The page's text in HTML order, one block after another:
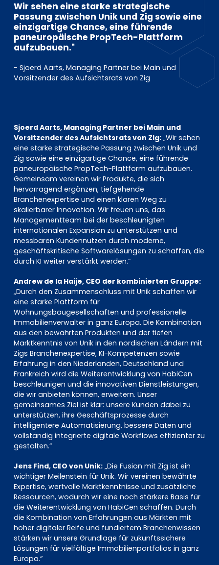
Wir sehen eine starke strategische
Passung zwischen Unik und Zig sowie eine
einzigartige Chance, eine führende
paneuropäische PropTech-Plattform
aufzubauen."
- Sjoerd Aarts, Managing Partner bei Main und
Vorsitzender des Aufsichtsrats von Zig
Sjoerd Aarts, Managing Partner bei Main und
Vorsitzender des Aufsichtsrats von Zig: „Wir sehen
eine starke strategische Passung zwischen Unik und
Zig sowie eine einzigartige Chance, eine führende
paneuropäische PropTech-Plattform aufzubauen.
Gemeinsam vereinen wir Produkte, die sich
hervorragend ergänzen, tiefgehende
Branchenexpertise und einen klaren Weg zu
skalierbarer Innovation. Wir freuen uns, das
Managementteam bei der beschleunigten
internationalen Expansion zu unterstützen und
messbaren Kundennutzen durch moderne,
geschäftskritische Softwarelösungen zu schaffen, die
durch KI weiter verstärkt werden.“
Andrew de la Haije, CEO der kombinierten Gruppe:
„Durch den Zusammenschluss mit Unik schaffen wir
eine starke Plattform für
Wohnungsbaugesellschaften und professionelle
Immobilienverwalter in ganz Europa. Die Kombination
aus den bewährten Produkten und der tiefen
Marktkenntnis von Unik in den nordischen Ländern mit
Zigs Branchenexpertise, KI-Kompetenzen sowie
Erfahrung in den Niederlanden, Deutschland und
Frankreich wird die Weiterentwicklung von HabiCen
beschleunigen und die innovativen Dienstleistungen,
die wir anbieten können, erweitern. Unser
gemeinsames Ziel ist klar: unsere Kunden dabei zu
unterstützen, ihre Geschäftsprozesse durch
intelligentere Automatisierung, bessere Daten und
vollständig integrierte digitale Workflows effizienter zu
gestalten.“
Jens Find, CEO von Unik: „Die Fusion mit Zig ist ein
wichtiger Meilenstein für Unik. Wir vereinen bewährte
Expertise, wertvolle Marktkenntnisse und zusätzliche
Ressourcen, wodurch wir eine noch stärkere Basis für
die Weiterentwicklung von HabiCen schaffen. Durch
die Kombination von Erfahrungen aus Märkten mit
hoher digitaler Reife und fundiertem Branchenwissen
stärken wir unsere Grundlage für zukunftssichere
Lösungen für vielfältige Immobilienportfolios in ganz
Europa.“